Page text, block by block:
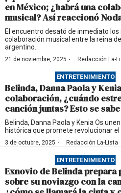
en México; ¿habrá una
musical? Así reaccionó
El encuentro desató de inmediato
colaboración musical entre la reina
argentino.
21 de noviembre, 2025 · Redacción La-
ENTRETENIMIENTO
Belinda, Danna Paola y
colaboración, ¿cuándo
canción juntas? Esto se sabe
Belinda, Danna Paola y Kenia Os
histórica que promete revolucionar el
3 de octubre, 2025 · Redacción La-Lista
ENTRETENIMIENTO
Exnovio de Belinda prepara
sobre su noviazgo con la